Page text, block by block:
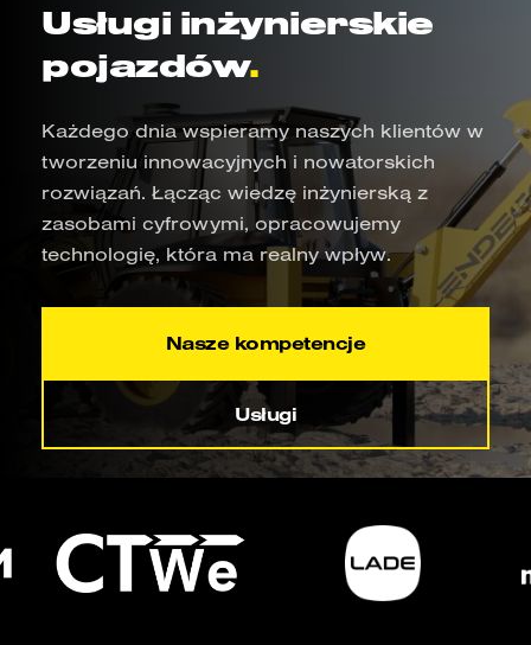
Usługi inżynierskie
pojazdów.
Każdego dnia wspieramy naszych klientów w
tworzeniu innowacyjnych i nowatorskich
rozwiązań. Łącząc wiedzę inżynierską z
zasobami cyfrowymi, opracowujemy
technologię, która ma realny wpływ.
Nasze kompetencje
Usługi